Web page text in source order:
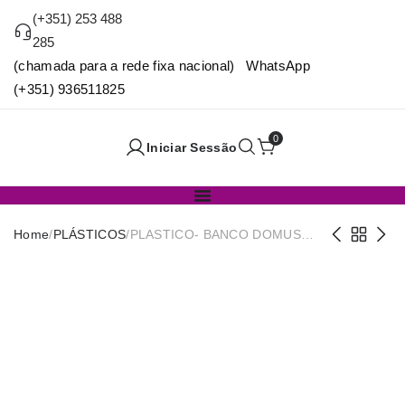
(+351) 253 488
285
(chamada para a rede fixa nacional) WhatsApp
(+351) 936511825
Iniciar Sessão
0
Home/PLÁSTICOS/PLASTICO- BANCO DOMUS